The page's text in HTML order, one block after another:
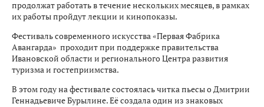
продолжат работать в течение нескольких месяцев, в рамках
их работы пройдут лекции и кинопоказы.
Фестиваль современного искусства «Первая Фабрика
Авангарда» проходит при поддержке правительства
Ивановской области и регионального Центра развития
туризма и гостеприимства.
В этом году на фестивале состоялась читка пьесы о Дмитрии
Геннадьевиче Бурылине. Её создала один из знаковых